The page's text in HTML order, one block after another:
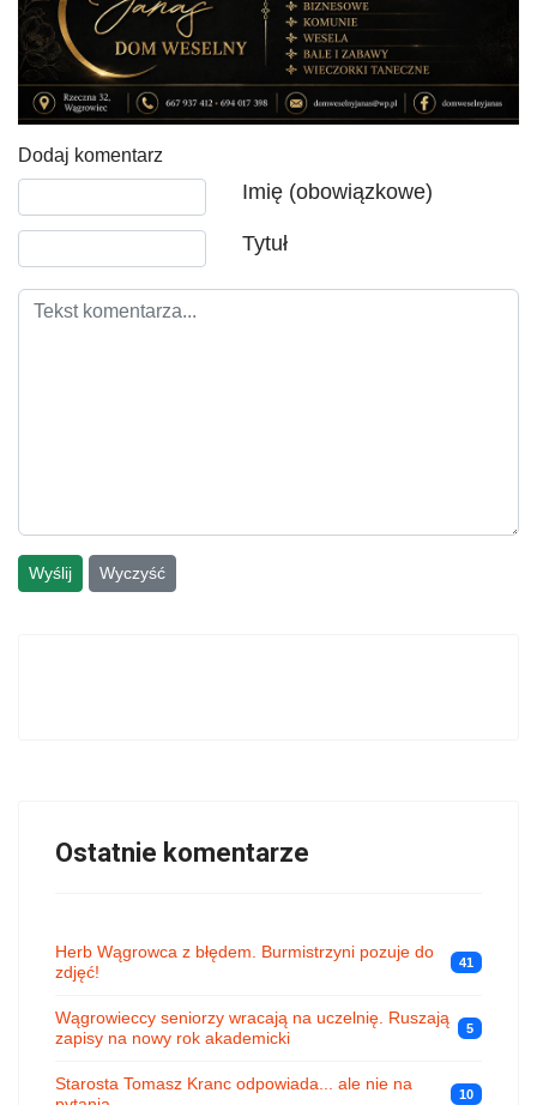
Dodaj komentarz
Imię (obowiązkowe)
Tytuł
Tekst komentarza
Wyślij Wyczyść
Ostatnie komentarze
Herb Wągrowca z błędem. Burmistrzyni pozuje do
zdjęć!
41
Wągrowieccy seniorzy wracają na uczelnię. Ruszają
zapisy na nowy rok akademicki
5
Starosta Tomasz Kranc odpowiada... ale nie na
10